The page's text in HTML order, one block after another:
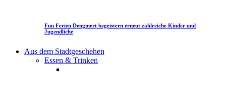
Fun Ferien Dengmert begeistern erneut zahlreiche Kinder und
Jugendliche
Aus dem Stadtgeschehen
Essen & Trinken